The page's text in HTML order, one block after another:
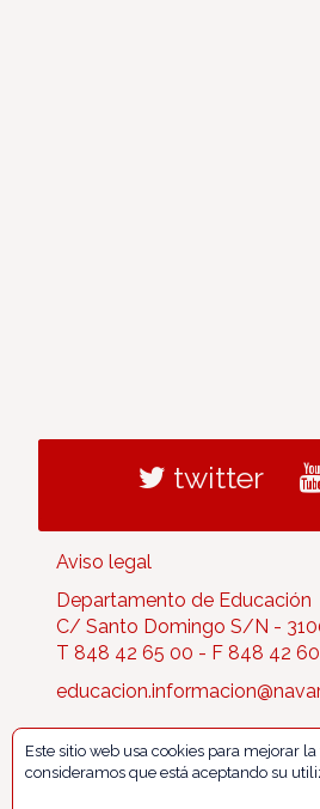
twitter
Aviso legal
Departamento de Educación
C/ Santo Domingo S/N -
T 848 42 65 00 - F 848 42
Este sitio web usa cookies para mejorar
consideramos que está aceptando su